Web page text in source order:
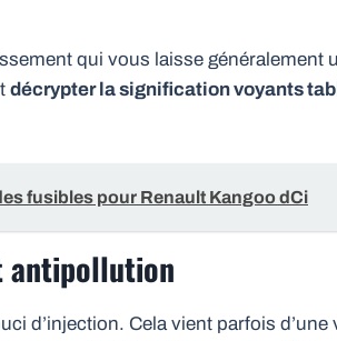
qui vous laisse généralement
décrypter la signification voyants
fusibles pour Renault Kangoo dCi
antipollution
d’injection. Cela vient parfois d’une